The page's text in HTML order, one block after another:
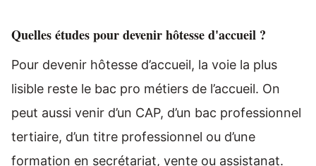
Quelles études pour devenir hôtesse d'accueil ?
Pour devenir hôtesse d’accueil, la voie la plus
lisible reste le bac pro métiers de l’accueil. On
peut aussi venir d’un CAP, d’un bac professionnel
tertiaire, d’un titre professionnel ou d’une
formation en secrétariat, vente ou assistanat.